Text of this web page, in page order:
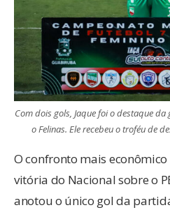
Com dois gols, Jaque foi o destaque
o Felinas. Ele recebeu o troféu de
O confronto mais
vitória do Nacional sobre o
anotou o único gol da